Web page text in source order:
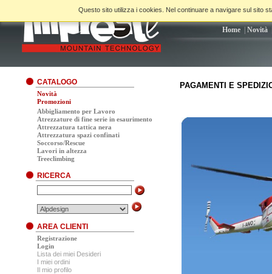
Questo sito utilizza i cookies. Nel continuare a navigare sul sito
Home Novità
CATALOGO
Novità
Promozioni
Abbigliamento per Lavoro
Atrezzature di fine serie in esaurimento
Attrezzatura tattica nera
Attrezzatura spazi confinati
Soccorso/Rescue
Lavori in altezza
Treeclimbing
RICERCA
AREA CLIENTI
Registrazione
Login
Lista dei miei Desideri
I miei ordini
Il mio profilo
PAGAMENTI E